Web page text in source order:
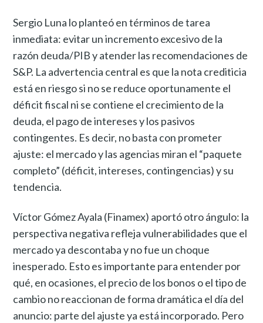
Sergio Luna lo planteó en términos de tarea
inmediata: evitar un incremento excesivo de la
razón deuda/PIB y atender las recomendaciones de
S&P. La advertencia central es que la nota crediticia
está en riesgo si no se reduce oportunamente el
déficit fiscal ni se contiene el crecimiento de la
deuda, el pago de intereses y los pasivos
contingentes. Es decir, no basta con prometer
ajuste: el mercado y las agencias miran el “paquete
completo” (déficit, intereses, contingencias) y su
tendencia.
Víctor Gómez Ayala (Finamex) aportó otro ángulo: la
perspectiva negativa refleja vulnerabilidades que el
mercado ya descontaba y no fue un choque
inesperado. Esto es importante para entender por
qué, en ocasiones, el precio de los bonos o el tipo de
cambio no reaccionan de forma dramática el día del
anuncio: parte del ajuste ya está incorporado. Pero